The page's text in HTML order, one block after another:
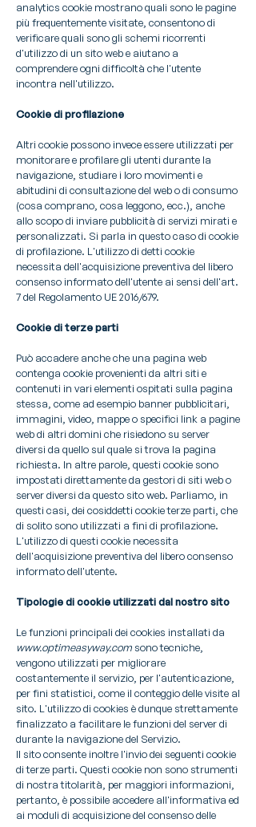
analytics cookie mostrano quali sono le pagine
più frequentemente visitate, consentono di
verificare quali sono gli schemi ricorrenti
d'utilizzo di un sito web e aiutano a
comprendere ogni difficoltà che l'utente
incontra nell'utilizzo.
Cookie di profilazione
Altri cookie possono invece essere utilizzati per
monitorare e profilare gli utenti durante la
navigazione, studiare i loro movimenti e
abitudini di consultazione del web o di consumo
(cosa comprano, cosa leggono, ecc.), anche
allo scopo di inviare pubblicità di servizi mirati e
personalizzati. Si parla in questo caso di cookie
di profilazione. L'utilizzo di detti cookie
necessita dell'acquisizione preventiva del libero
consenso informato dell'utente ai sensi dell'art.
7 del Regolamento UE 2016/679.
Cookie di terze parti
Può accadere anche che una pagina web
contenga cookie provenienti da altri siti e
contenuti in vari elementi ospitati sulla pagina
stessa, come ad esempio banner pubblicitari,
immagini, video, mappe o specifici link a pagine
web di altri domini che risiedono su server
diversi da quello sul quale si trova la pagina
richiesta. In altre parole, questi cookie sono
impostati direttamente da gestori di siti web o
server diversi da questo sito web. Parliamo, in
questi casi, dei cosiddetti cookie terze parti, che
di solito sono utilizzati a fini di profilazione.
L'utilizzo di questi cookie necessita
dell'acquisizione preventiva del libero consenso
informato dell'utente.
Tipologie di cookie utilizzati dal nostro sito
Le funzioni principali dei cookies installati da
www.optimeasyway.com sono tecniche,
vengono utilizzati per migliorare
costantemente il servizio, per l'autenticazione,
per fini statistici, come il conteggio delle visite al
sito. L'utilizzo di cookies è dunque strettamente
finalizzato a facilitare le funzioni del server di
durante la navigazione del Servizio.
Il sito consente inoltre l'invio dei seguenti cookie
di terze parti. Questi cookie non sono strumenti
di nostra titolarità, per maggiori informazioni,
pertanto, è possibile accedere all'informativa ed
ai moduli di acquisizione del consenso delle